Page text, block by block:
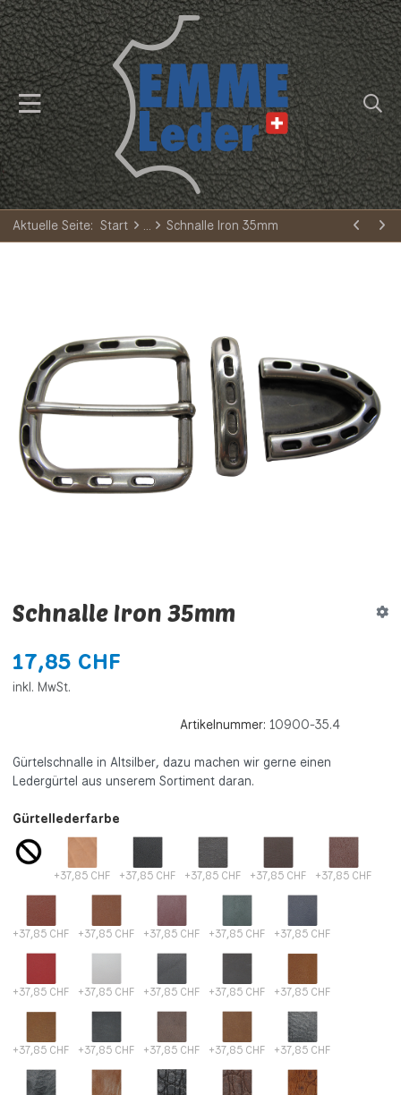
Aktuelle Seite: Start Schnalle Iron 35mm
Schnalle Iron 35mm
17,85 CHF
inkl. MwSt.
Artikelnummer: 10900-35.4
Gürtelschnalle in Altsilber, dazu machen wir gerne einen
Ledergürtel aus unserem Sortiment daran.
Gürtellederfarbe
+37,85 CHF +37,85 CHF +37,85 CHF +37,85 CHF +37,85 CHF
+37,85 CHF +37,85 CHF +37,85 CHF +37,85 CHF +37,85 CHF
+37,85 CHF +37,85 CHF +37,85 CHF +37,85 CHF +37,85 CHF
+37,85 CHF +37,85 CHF +37,85 CHF +37,85 CHF +37,85 CHF